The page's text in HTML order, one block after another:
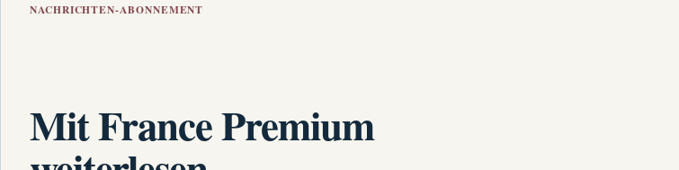
NACHRICHTEN-ABONNEMENT
Mit France Premium